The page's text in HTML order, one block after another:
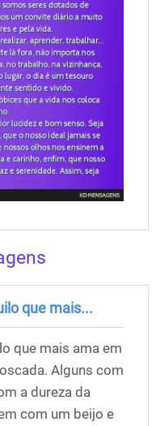
que mais...
que mais ama em
Alguns com
a dureza da
com um beijo e